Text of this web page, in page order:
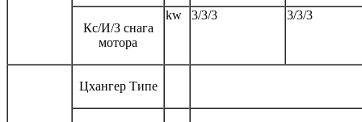
Кс/И/З снага
мотора
kw 3/3/3 3/3/3
Цхангер Типе